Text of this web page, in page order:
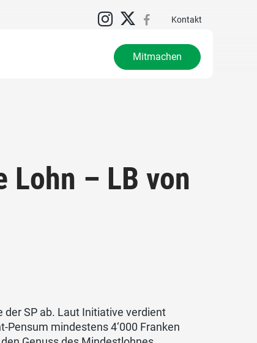
Kontakt
Mitmachen
– LB von
SP ab. Laut Initiative verdient
mindestens 4‘000 Franken